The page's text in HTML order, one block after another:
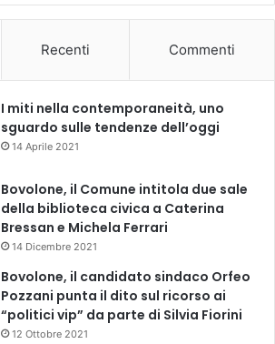
Recenti Commenti
I miti nella contemporaneità, uno
sguardo sulle tendenze dell’oggi
14 Aprile 2021
Bovolone, il Comune intitola due sale
della biblioteca civica a Caterina
Bressan e Michela Ferrari
14 Dicembre 2021
Bovolone, il candidato sindaco Orfeo
Pozzani punta il dito sul ricorso ai
“politici vip” da parte di Silvia Fiorini
12 Ottobre 2021